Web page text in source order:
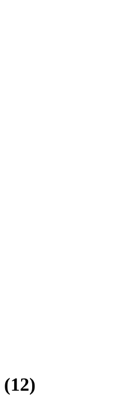
(12)